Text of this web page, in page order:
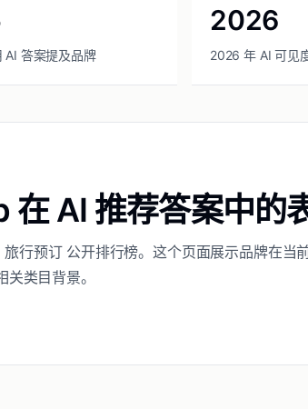
AI 答案提及品牌
2026
2026 年 AI 可见
在 AI 推荐答案中的
行预订 公开排行榜。这个页面展示品牌在当
类目背景。